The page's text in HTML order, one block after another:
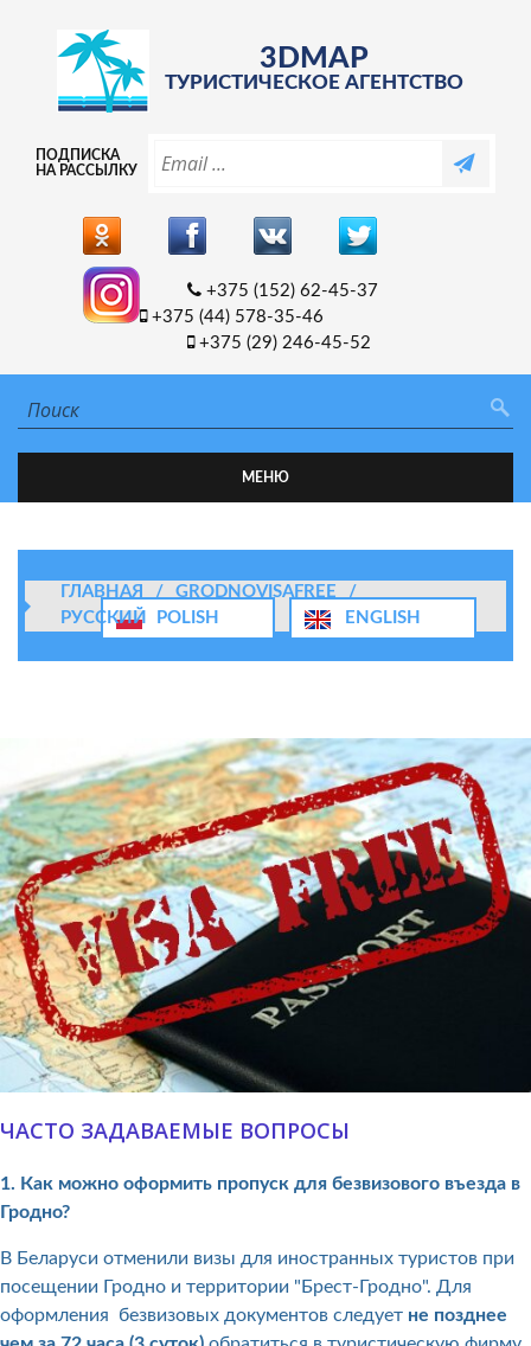
3DMAP
ТУРИСТИЧЕСКОЕ АГЕНТСТВО
ПОДПИСКА
НА РАССЫЛКУ
+375 (152) 62-45-37
+375 (44) 578-35-46
+375 (29) 246-45-52
МЕНЮ
ГЛАВНАЯ / GRODNOVISAFREE
/
РУССКИЙ
ENGLISH
POLISH
ЧАСТО ЗАДАВАЕМЫЕ ВОПРОСЫ
1. Как можно оформить пропуск для безвизового въезда в
Гродно?
В Беларуси отменили визы для иностранных туристов при
посещении Гродно и территории "Брест-Гродно". Для
оформления безвизовых документов следует не позднее